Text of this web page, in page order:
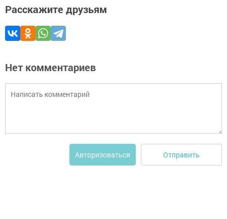
Расскажите друзьям
Нет комментариев
Авторизоваться Отправить